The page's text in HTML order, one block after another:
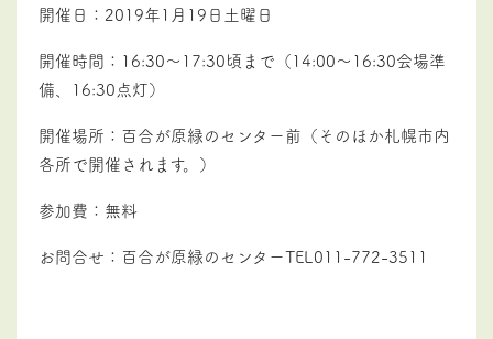
開催日：2019年1月19日土曜日
開催時間：16:30～17:30頃まで（14:00～16:30会場準
備、16:30点灯）
開催場所：百合が原緑のセンター前（そのほか札幌市内
各所で開催されます。）
参加費：無料
お問合せ：百合が原緑のセンターTEL011-772-3511